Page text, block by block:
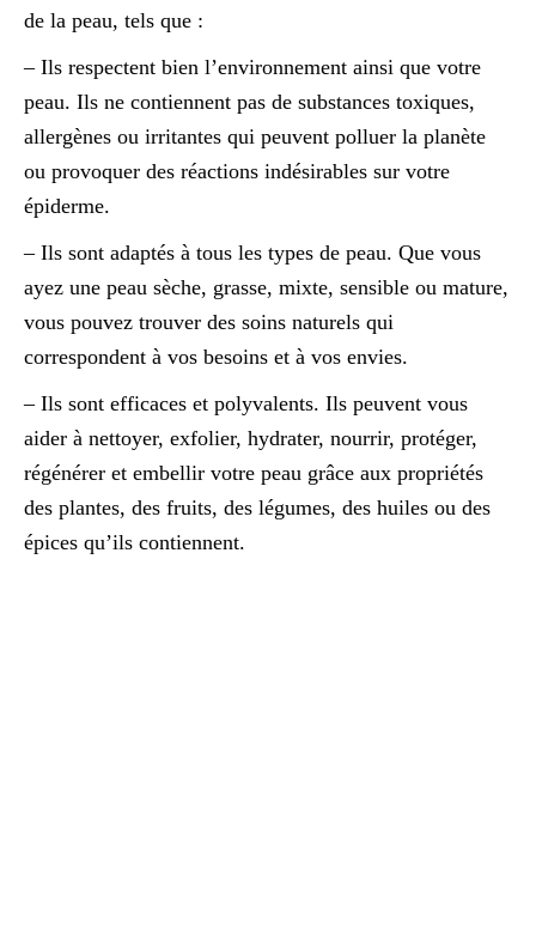
de la peau, tels que :
– Ils respectent bien l’environnement ainsi que votre
peau. Ils ne contiennent pas de substances toxiques,
allergènes ou irritantes qui peuvent polluer la planète
ou provoquer des réactions indésirables sur votre
épiderme.
– Ils sont adaptés à tous les types de peau. Que vous
ayez une peau sèche, grasse, mixte, sensible ou mature,
vous pouvez trouver des soins naturels qui
correspondent à vos besoins et à vos envies.
– Ils sont efficaces et polyvalents. Ils peuvent vous
aider à nettoyer, exfolier, hydrater, nourrir, protéger,
régénérer et embellir votre peau grâce aux propriétés
des plantes, des fruits, des légumes, des huiles ou des
épices qu’ils contiennent.